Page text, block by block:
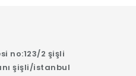
no:123/2 şişli
şişli/istanbul